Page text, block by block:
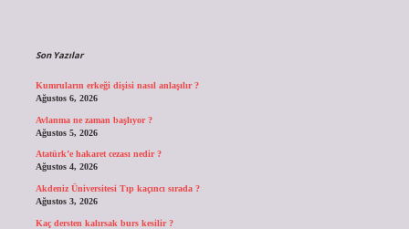
Son Yazılar
Kumruların erkeği dişisi nasıl anlaşılır ?
Ağustos 6, 2026
Avlanma ne zaman başlıyor ?
Ağustos 5, 2026
Atatürk’e hakaret cezası nedir ?
Ağustos 4, 2026
Akdeniz Üniversitesi Tıp kaçıncı sırada ?
Ağustos 3, 2026
Kaç dersten kalırsak burs kesilir ?